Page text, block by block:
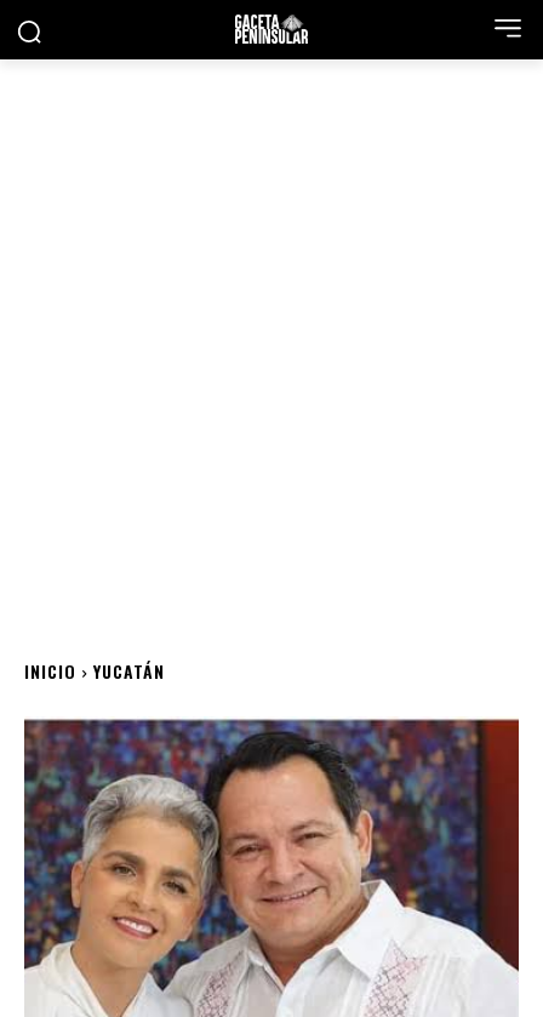
INICIO YUCATÁN